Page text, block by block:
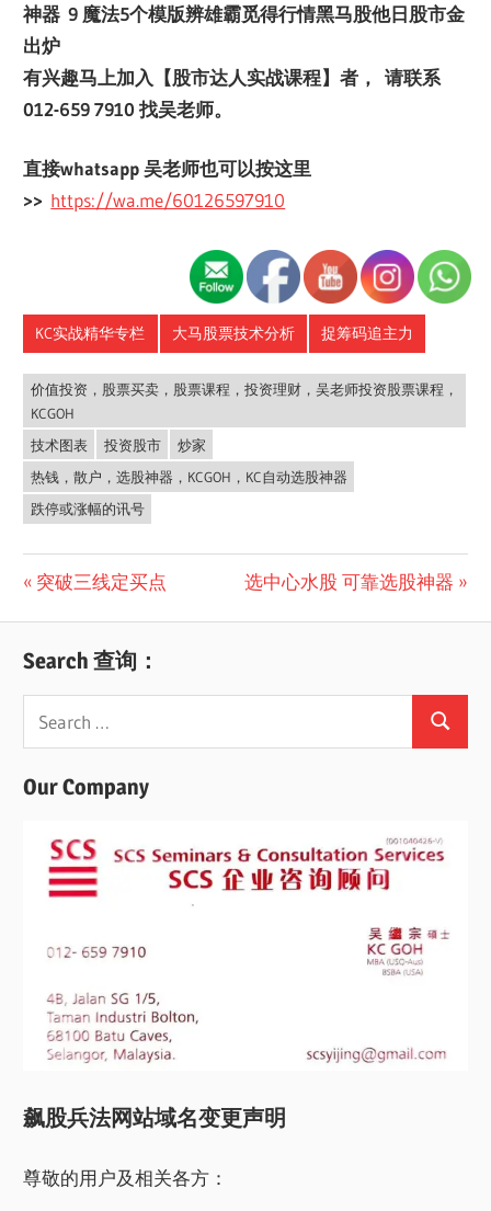
神器 9 魔法5个模版辨雄霸觅得行情黑马股他日股市金
出炉
有兴趣马上加入【股市达人实战课程】者， 请联系
012-659 7910 找吴老师。
直接whatsapp 吴老师也可以按这里
>> https://wa.me/60126597910
KC实战精华专栏 大马股票技术分析 捉筹码追主力
价值投资，股票买卖，股票课程，投资理财，吴老师投资股票课程，
KCGOH
技术图表
投资股市
炒家
热钱，散户，选股神器，KCGOH，KC自动选股神器
跌停或涨幅的讯号
Post
navigation
Previous
突破三线定买点
Next
选中心水股 可靠选股神器
Search 查询：
Search
Our Company
飙股兵法网站域名变更声明
尊敬的用户及相关各方：